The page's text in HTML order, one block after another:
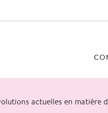
actuelles en matière